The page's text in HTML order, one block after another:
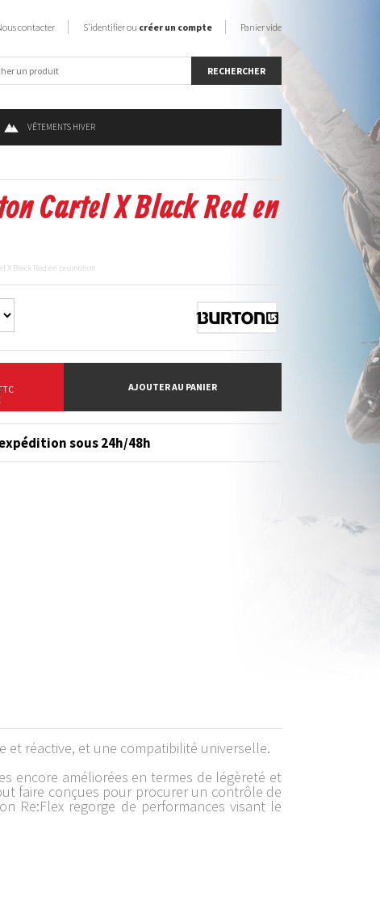
VÊTEMENTS HIVER
contacter S'identifier ou créer un compte Panier vide
Cartel X Black Red en
X Black Red en promotion
AJOUTER AU PANIER
sous 24h/48h
et réactive, et une compatibilité universelle.
encore améliorées en termes de légèreté et
faire conçues pour procurer un contrôle de
Re:Flex regorge de performances visant le